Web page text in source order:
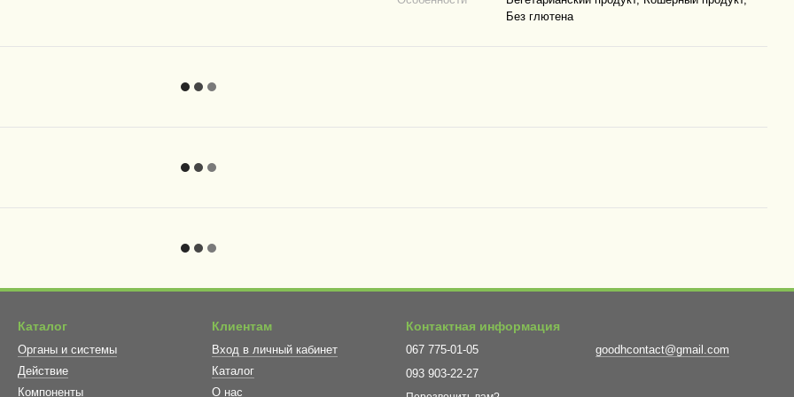
Без глютена
Каталог
Органы и системы
Действие
Компоненты
Клиентам
Вход в личный кабинет
Каталог
О нас
Контактная информация
067 775-01-05
093 903-22-27
goodhcontact@gmail.com